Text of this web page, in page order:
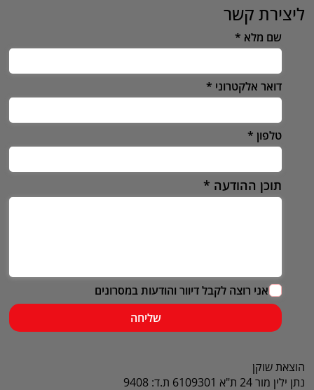
ליצירת קשר
שם מלא
דואר אלקטרוני
טלפון
תוכן ההודעה
אני רוצה לקבל דיוור והודעות במסרונים
שליחה
הוצאת שוקן
נתן ילין מור 24 ת"א 6109301 ת.ד: 9408